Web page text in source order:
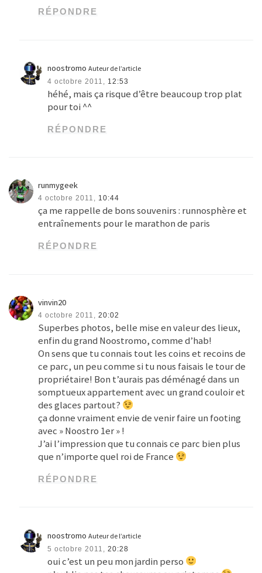
RÉPONDRE
noostromo Auteur de l’article
4 octobre 2011, 12:53
héhé, mais ça risque d’être beaucoup trop plat
pour toi ^^
RÉPONDRE
runmygeek
4 octobre 2011, 10:44
ça me rappelle de bons souvenirs : runnosphère et
entraînements pour le marathon de paris
RÉPONDRE
vinvin20
4 octobre 2011, 20:02
Superbes photos, belle mise en valeur des lieux,
enfin du grand Noostromo, comme d’hab!
On sens que tu connais tout les coins et recoins de
ce parc, un peu comme si tu nous faisais le tour de
propriétaire! Bon t’aurais pas déménagé dans un
somptueux appartement avec un grand couloir et
des glaces partout?
ça donne vraiment envie de venir faire un footing
avec » Noostro 1er » !
J’ai l’impression que tu connais ce parc bien plus
que n’importe quel roi de France
RÉPONDRE
noostromo Auteur de l’article
5 octobre 2011, 20:28
oui c’est un peu mon jardin perso